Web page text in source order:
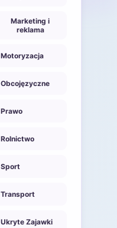
Marketing i
reklama
Motoryzacja
Obcojęzyczne
Prawo
Rolnictwo
Sport
Transport
Ukryte Zajawki